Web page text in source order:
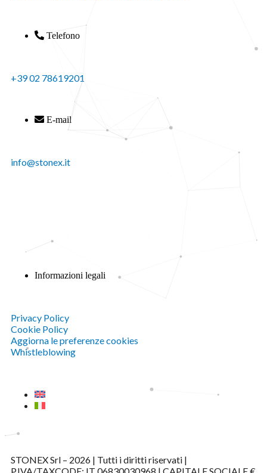
Telefono
+39 02 78619201
E-mail
info@stonex.it
Informazioni legali
Privacy Policy
Cookie Policy
Aggiorna le preferenze cookies
Whistleblowing
STONEX Srl – 2026 | Tutti i diritti riservati |
P.IVA/TAXCODE: IT 06830030968 | CAPITALE SOCIALE €